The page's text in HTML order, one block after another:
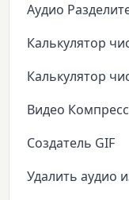
Аудио
Калькулятор
Калькулятор
Видео
Создатель GIF
Удалить аудио